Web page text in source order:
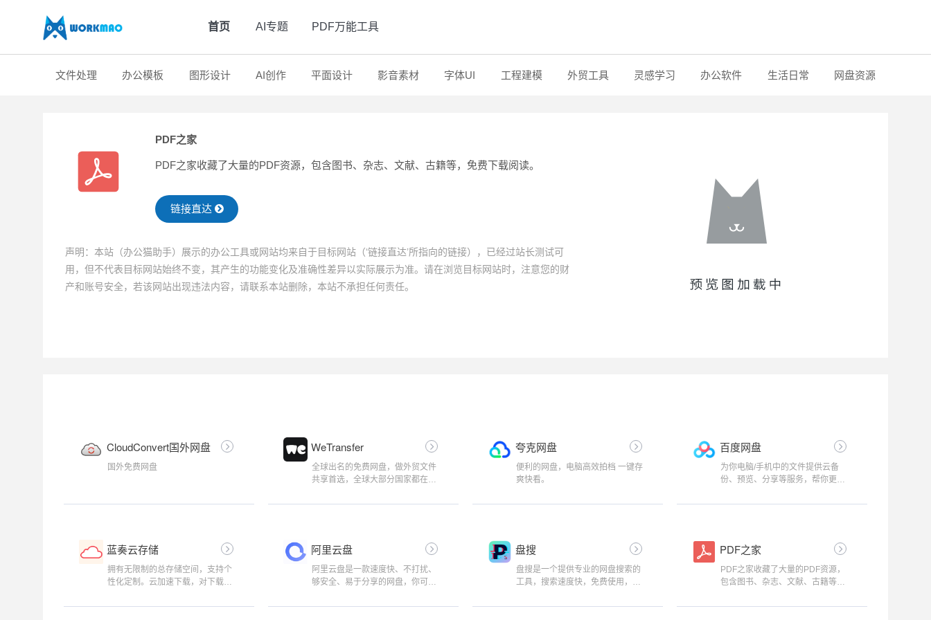
首页 AI专题 PDF万能工具
文件处理 办公模板 图形设计 AI创作 平面设计 影音素材 字体UI 工程建模 外贸工具 灵感学习 办公软件 生活日常 网盘资源
PDF之家
PDF之家收藏了大量的PDF资源，包含图书、杂志、文献、古籍等，免费下载阅读。
链接直达
声明：本站（办公猫助手）展示的办公工具或网站均来自于目标网站（‘链接直达’所指向的链接），已经过站长测试可
用，但不代表目标网站始终不变，其产生的功能变化及准确性差异以实际展示为准。请在浏览目标网站时，注意您的财
产和账号安全，若该网站出现违法内容，请联系本站删除，本站不承担任何责任。
CloudConvert国外网盘
国外免费网盘
WeTransfer
全球出名的免费网盘，做外贸文件
共享首选，全球大部分国家都在使
夸克网盘
便利的网盘，电脑高效拍档 一键存
爽快看。
百度网盘
为你电脑/手机中的文件提供云备
份、预览、分享等服务，帮你更便
蓝奏云存储
拥有无限制的总存储空间，支持个
性化定制。云加速下载，对下载不
阿里云盘
阿里云盘是一款速度快、不打扰、
够安全、易于分享的网盘，你可以
情打造丰富的数字世界。
盘搜
盘搜是一个提供专业的网盘搜索的
工具，搜索速度快，免费使用，支
盘、迅雷网盘、UC网盘、蓝奏云盘
PDF之家
PDF之家收藏了大量的PDF资源，
包含图书、杂志、文献、古籍等，